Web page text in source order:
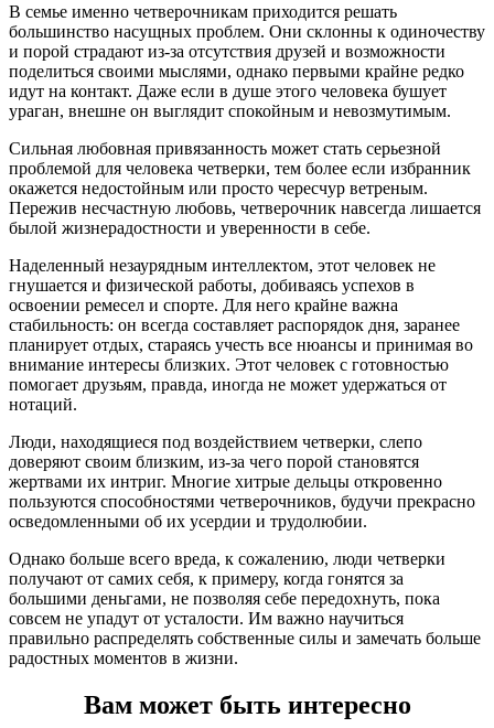
В семье именно четверочникам приходится решать
большинство насущных проблем. Они склонны к одиночеству
и порой страдают из-за отсутствия друзей и возможности
поделиться своими мыслями, однако первыми крайне редко
идут на контакт. Даже если в душе этого человека бушует
ураган, внешне он выглядит спокойным и невозмутимым.
Сильная любовная привязанность может стать серьезной
проблемой для человека четверки, тем более если избранник
окажется недостойным или просто чересчур ветреным.
Пережив несчастную любовь, четверочник навсегда лишается
былой жизнерадостности и уверенности в себе.
Наделенный незаурядным интеллектом, этот человек не
гнушается и физической работы, добиваясь успехов в
освоении ремесел и спорте. Для него крайне важна
стабильность: он всегда составляет распорядок дня, заранее
планирует отдых, стараясь учесть все нюансы и принимая во
внимание интересы близких. Этот человек с готовностью
помогает друзьям, правда, иногда не может удержаться от
нотаций.
Люди, находящиеся под воздействием четверки, слепо
доверяют своим близким, из-за чего порой становятся
жертвами их интриг. Многие хитрые дельцы откровенно
пользуются способностями четверочников, будучи прекрасно
осведомленными об их усердии и трудолюбии.
Однако больше всего вреда, к сожалению, люди четверки
получают от самих себя, к примеру, когда гонятся за
большими деньгами, не позволяя себе передохнуть, пока
совсем не упадут от усталости. Им важно научиться
правильно распределять собственные силы и замечать больше
радостных моментов в жизни.
Вам может быть интересно